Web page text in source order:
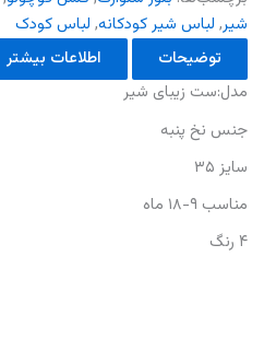
شیر, لباس شیر کودکانه, لباس کودک
توضیحات
اطلاعات بیشتر
مدل:ست زیبای شیر
جنس نخ پنبه
سایز ۳۵
مناسب ۹-۱۸ ماه
۴ رنگ